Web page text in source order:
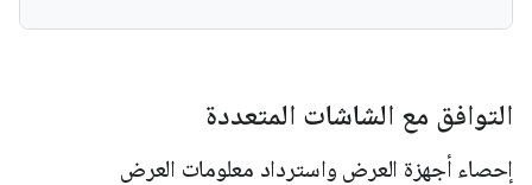
التوافق مع الشاشات المتعددة
إحصاء أجهزة العرض واسترداد معلومات العرض